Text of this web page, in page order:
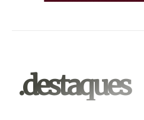
.destaques